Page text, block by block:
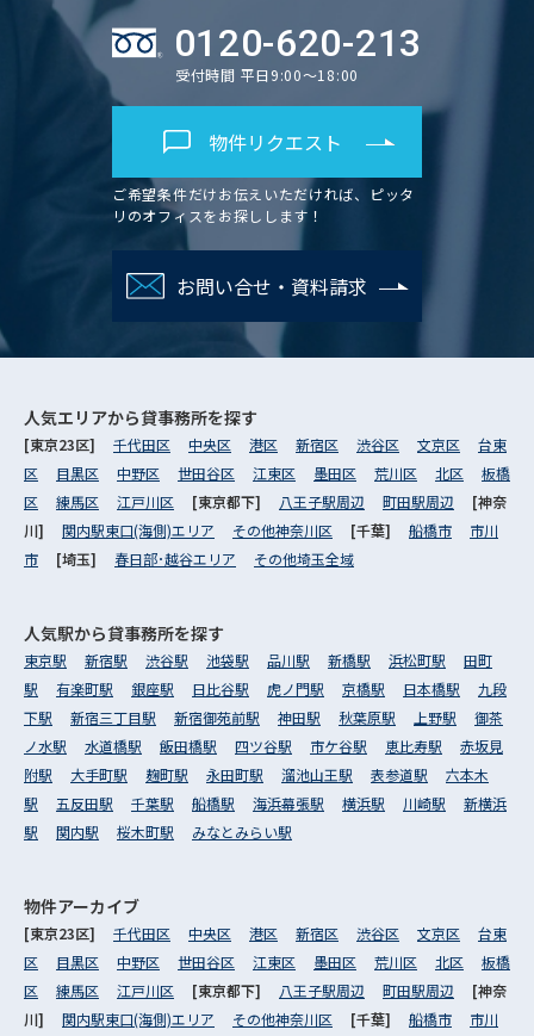
0120-620-213
受付時間 平日9:00～18:00
物件リクエスト
ご希望条件だけお伝えいただければ、ピッタ
リのオフィスをお探しします！
お問い合せ・資料請求
人気エリアから貸事務所を探す
[東京23区] 千代田区 中央区 港区 新宿区 渋谷区 文京区
台東
区
目黒区 中野区 世田谷区 江東区 墨田区 荒川区 北区
板橋
区
練馬区 江戸川区 [東京都下] 八王子駅周辺 町田駅周辺
[神奈
川] 関内駅東口(海側)エリア その他神奈川区 [千葉] 船橋市
市川
市
[埼玉] 春日部･越谷エリア その他埼玉全域
人気駅から貸事務所を探す
東京駅 新宿駅 渋谷駅 池袋駅 品川駅 新橋駅 浜松町駅
田町
駅
有楽町駅 銀座駅 日比谷駅 虎ノ門駅 京橋駅 日本橋駅
九段
下駅
新宿三丁目駅 新宿御苑前駅 神田駅 秋葉原駅 上野駅
御茶
ノ水駅
水道橋駅 飯田橋駅 四ツ谷駅 市ケ谷駅 恵比寿駅
赤坂見
附駅
大手町駅 麹町駅 永田町駅 溜池山王駅 表参道駅
六本木
駅
五反田駅 千葉駅 船橋駅 海浜幕張駅 横浜駅 川崎駅
新横浜
駅
関内駅 桜木町駅 みなとみらい駅
物件アーカイブ
[東京23区] 千代田区 中央区 港区 新宿区 渋谷区 文京区
台東
区
目黒区 中野区 世田谷区 江東区 墨田区 荒川区 北区
板橋
区
練馬区 江戸川区 [東京都下] 八王子駅周辺 町田駅周辺
[神奈
川] 関内駅東口(海側)エリア その他神奈川区 [千葉] 船橋市 市川